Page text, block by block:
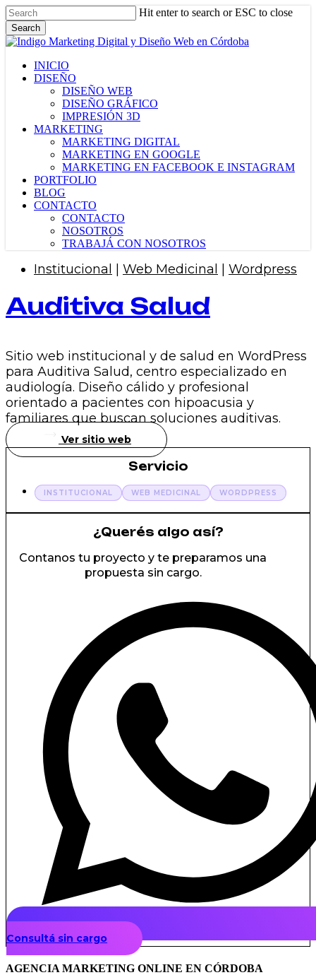
Skip
to
main
content
Hit enter to search or ESC to close
Search
Close
Menu
INICIO
DISEÑO
DISEÑO WEB
DISEÑO GRÁFICO
IMPRESIÓN 3D
MARKETING
MARKETING DIGITAL
MARKETING EN GOOGLE
MARKETING EN FACEBOOK E INSTAGRAM
PORTFOLIO
BLOG
CONTACTO
CONTACTO
NOSOTROS
TRABAJÁ CON NOSOTROS
Institucional Web Medicinal Wordpress
Auditiva Salud
Sitio web institucional y de salud en WordPress
para Auditiva Salud, centro especializado en
audiología. Diseño cálido y profesional
orientado a pacientes con hipoacusia y
familiares que buscan soluciones auditivas.
Ver sitio web
Servicio
INSTITUCIONAL WEB MEDICINAL WORDPRESS
¿Querés algo así?
Contanos tu proyecto y te preparamos una
propuesta sin cargo.
Consultá sin cargo
AGENCIA MARKETING ONLINE EN CÓRDOBA